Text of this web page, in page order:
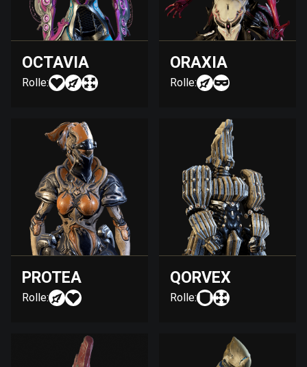
OCTAVIA
Rolle:
ORAXIA
Rolle:
PROTEA
Rolle:
QORVEX
Rolle: